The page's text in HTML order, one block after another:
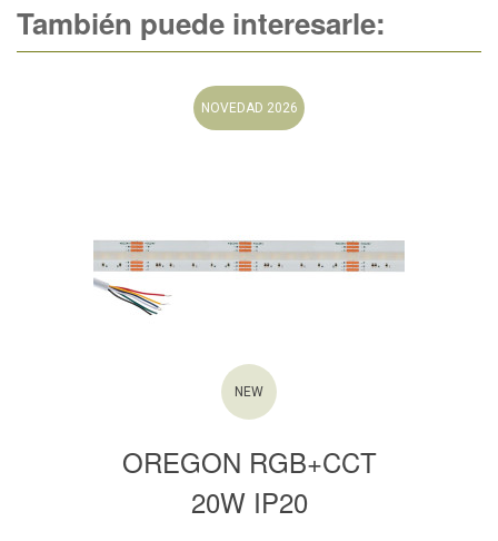
También puede interesarle:
NOVEDAD 2026
NEW
OREGON RGB+CCT
20W IP20